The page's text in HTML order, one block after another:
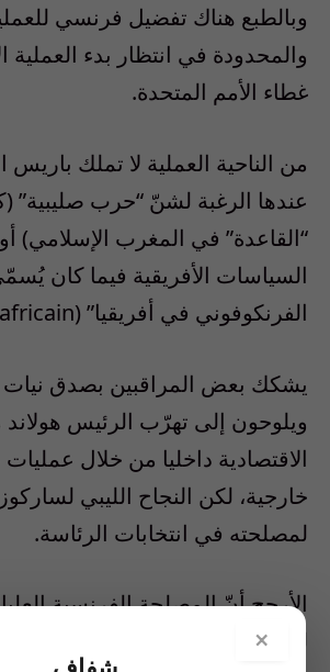
وبالطبع هناك تفضيل فرنسي
والمحدودة في انتظار بدء العملية
غطاء الأمم المتحدة.
من الناحية العملية لا تملك باريس
عندها الرغبة لشنّ “حرب صليبية”
“القاعدة” في المغرب الإسلامي)
السياسات الأفريقية فيما كان
الفرنكوفوني في أفريقيا” (pré – carré africain).
يشكك بعض المراقبين بصدق
ويلوحون إلى تهرّب الرئيس هولاند
الاقتصادية داخليا من خلال
خارجية، لكن النجاح الليبي
لمصلحته في انتخابات الرئاسة.
الأرجح أنّ المصلحة الفرنسية
لصالح عدم التخلي عن منطقة حيويّة
×